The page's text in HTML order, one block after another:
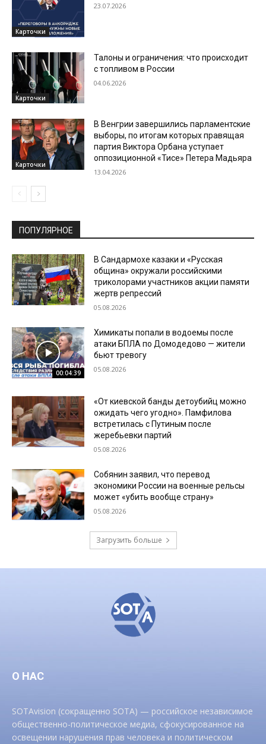
Карточки
23.07.2026
Карточки
Талоны и ограничения: что происходит
с топливом в России
04.06.2026
Карточки
В Венгрии завершились парламентские
выборы, по итогам которых правящая
партия Виктора Орбана уступает
оппозиционной «Тисе» Петера Мадьяра
13.04.2026
ПОПУЛЯРНОЕ
В Сандармохе казаки и «Русская
община» окружали российскими
триколорами участников акции памяти
жертв репрессий
05.08.2026
00:04:39
Химикаты попали в водоемы после
атаки БПЛА по Домодедово — жители
бьют тревогу
05.08.2026
«От киевской банды детоубийц можно
ожидать чего угодно». Памфилова
встретилась с Путиным после
жеребьевки партий
05.08.2026
Собянин заявил, что перевод
экономики России на военные рельсы
может «убить вообще страну»
05.08.2026
Загрузить больше
О НАС
SOTAvision (сокращенно SOTA) — российское независимое
общественно-политическое медиа, сфокусированное на
освещении нарушения прав человека и политическом